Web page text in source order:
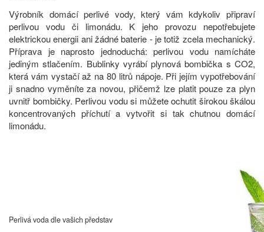
Výrobník domácí perlivé vody, který vám kdykoliv připraví
perlivou vodu či limonádu. K jeho provozu nepotřebujete
elektrickou energii ani žádné baterie - je totiž zcela mechanický.
Příprava je naprosto jednoduchá: perlivou vodu namícháte
jediným stlačením. Bublinky vyrábí plynová bombička s CO2,
která vám vystačí až na 80 litrů nápoje. Při jejím vypotřebování
ji snadno vyměníte za novou, přičemž lze platit pouze za plyn
uvnitř bombičky. Perlivou vodu si můžete ochutit širokou škálou
koncentrovaných příchutí a vytvořit si tak chutnou domácí
limonádu.
Perlivá voda dle vašich představ